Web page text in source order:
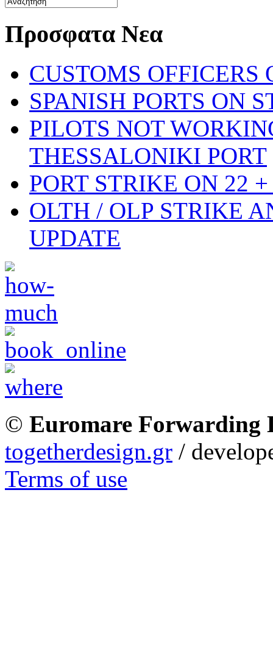
Προσφατα Νεα
CUSTOMS OFFICERS
SPANISH PORTS ON
PILOTS NOT
THESSALONIKI PORT
PORT STRIKE ON 22
OLTH / OLP STRIKE
UPDATE
© Euromare Forwarding
togetherdesign.gr /
Terms of use